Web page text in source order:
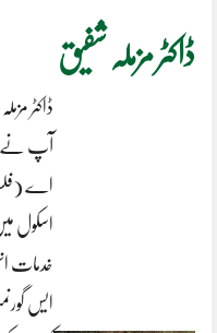
ڈاکٹرمزملہ شفیق
اے
اسکول
ایس